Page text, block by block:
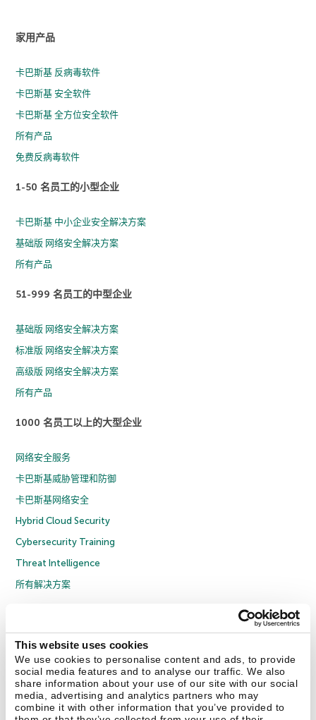
This website uses cookies
We use cookies to personalise content and ads, to provide
social media features and to analyse our traffic. We also
share information about your use of our site with our social
media, advertising and analytics partners who may
combine it with other information that you’ve provided to
家用产品
卡巴斯基 反病毒软件
卡巴斯基 安全软件
卡巴斯基 全方位安全软件
所有产品
免费反病毒软件
1-50 名员工的小型企业
卡巴斯基 中小企业安全解决方案
基础版 网络安全解决方案
所有产品
51-999 名员工的中型企业
基础版 网络安全解决方案
标准版 网络安全解决方案
高级版 网络安全解决方案
所有产品
1000 名员工以上的大型企业
网络安全服务
卡巴斯基威胁管理和防御
卡巴斯基网络安全
Hybrid Cloud Security
Cybersecurity Training
Threat Intelligence
所有解决方案
隐私策略
反腐败政策
许可协议 B2B
京ICP备12053225号
京公网安备 11010102001169号
联系我们 关于我们 合作伙伴 Blog 资源中心 新闻稿